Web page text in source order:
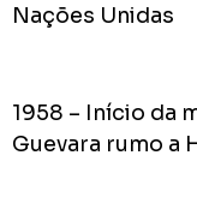
Nações Unidas
1958 – Início da
Guevara rumo a